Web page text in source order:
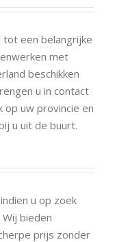
een belangrijke
met
beschikken
u in contact
op uw provincie en
u uit de buurt.
u op zoek
bieden
prijs zonder